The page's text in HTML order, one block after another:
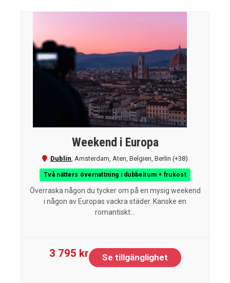
Weekend i Europa
Dublin, Amsterdam, Aten, Belgien, Berlin (+38)
Två nätters övernattning i dubbelrum + frukost
Överraska någon du tycker om på en mysig weekend
i någon av Europas vackra städer. Kanske en
romantiskt...
3 795 kr Se tillgänglighet